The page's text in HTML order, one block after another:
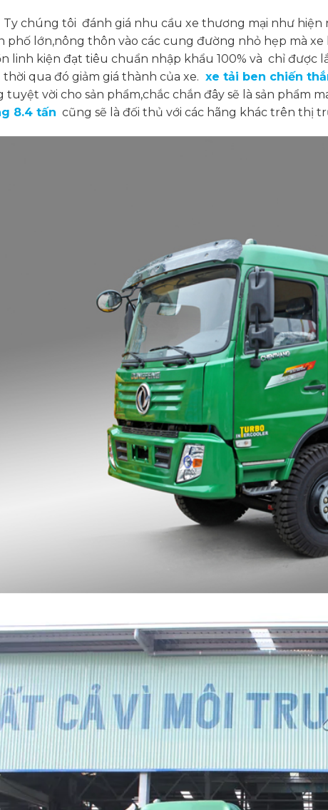
Ty chúng tôi đánh giá nhu cầu xe thương mại như
phố lớn,nông thôn vào các cung đường nhỏ hẹp mà xe
linh kiện đạt tiêu chuẩn nhập khẩu 100% và chỉ được
qua đó giảm giá thành của xe. xe tải ben chiến
tuyệt vời cho sản phẩm,chắc chắn đây sẽ là sản phẩm
8.4 tấn cũng sẽ là đối thủ với các hãng khác trên thị